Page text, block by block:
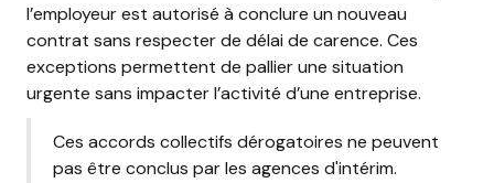
l’employeur est autorisé à conclure un nouveau
contrat sans respecter de délai de carence. Ces
exceptions permettent de pallier une situation
urgente sans impacter l’activité d’une entreprise.
Ces accords collectifs dérogatoires ne peuvent
pas être conclus par les agences d'intérim.